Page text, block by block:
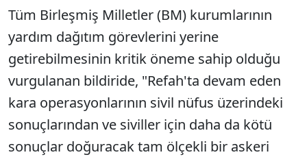
Tüm Birleşmiş Milletler (BM) kurumlarının
yardım dağıtım görevlerini yerine
getirebilmesinin kritik öneme sahip olduğu
vurgulanan bildiride, "Refah'ta devam eden
kara operasyonlarının sivil nüfus üzerindeki
sonuçlarından ve siviller için daha da kötü
sonuçlar doğuracak tam ölçekli bir askeri